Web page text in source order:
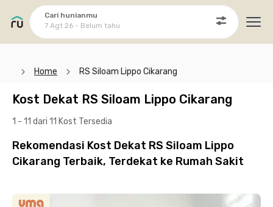
Cari hunianmu
7 Agt 26 - Belum tahu
Home RS Siloam Lippo Cikarang
Kost Dekat RS Siloam Lippo Cikarang
1 - 11 dari 11 Kost Tersedia
Rekomendasi Kost Dekat RS Siloam Lippo
Cikarang Terbaik, Terdekat ke Rumah Sakit